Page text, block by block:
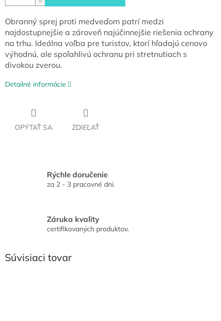
Obranný sprej proti medveďom patrí medzi
najdostupnejšie a zároveň najúčinnejšie riešenia ochrany
na trhu. Ideálna voľba pre turistov, ktorí hľadajú cenovo
výhodnú, ale spoľahlivú ochranu pri stretnutiach s
divokou zverou.
Detailné informácie
OPÝTAŤ SA ZDIEĽAŤ
Rýchle doručenie
za 2 - 3 pracovné dni.
Záruka kvality
certifikovaných produktov.
Súvisiaci tovar